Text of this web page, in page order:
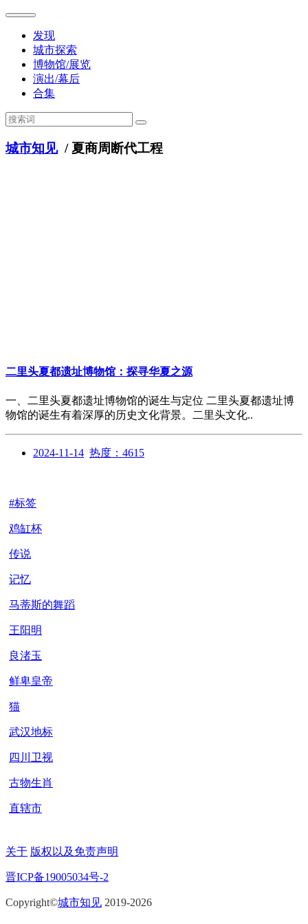
发现
城市探索
博物馆/展览
演出/幕后
合集
城市知见/ 夏商周断代工程
二里头夏都遗址博物馆：探寻华夏之源
一、二里头夏都遗址博物馆的诞生与定位 二里头夏都遗址博
物馆的诞生有着深厚的历史文化背景。二里头文化..
2024-11-14 热度：4615
#标签
鸡缸杯
传说
记忆
马蒂斯的舞蹈
王阳明
良渚玉
鲜卑皇帝​
猫
武汉地标
四川卫视
古物生肖
直辖市
关于 版权以及免责声明
晋ICP备19005034号-2
Copyright©城市知见 2019-2026